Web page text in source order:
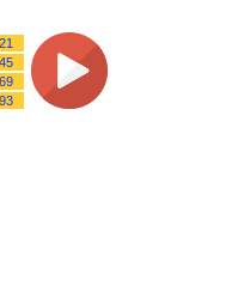
21
45
69
93